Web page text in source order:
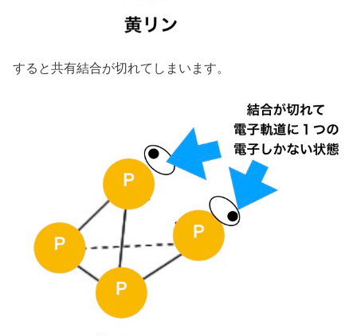
すると共有結合が切れてしまいます。